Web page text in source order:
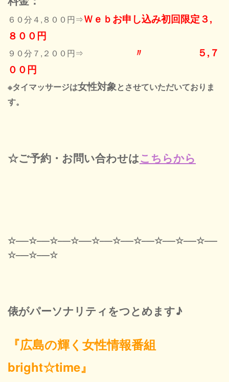
６０分４,８００円⇒Ｗｅｂお申し込み初回限定３,
８００円
９０分７,２００円⇒
〃 ５,７
００円
※タイマッサージは女性対象とさせていただいておりま
す。
☆ご予約・お問い合わせはこちらから
☆—–☆–—☆–—☆—–☆–—☆–—☆–—☆–—☆–—☆–—
☆–—☆–—☆
俵がパーソナリティをつとめます♪
『広島の輝く女性情報番組
bright☆time』